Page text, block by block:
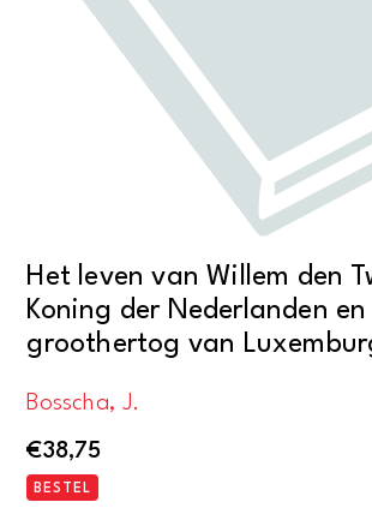
Het leven van Willem den
Koning der Nederlanden en
groothertog van
Bosscha, J.
€38,75
BESTEL